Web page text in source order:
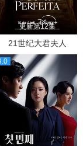
更新第12集
21世纪大君夫人